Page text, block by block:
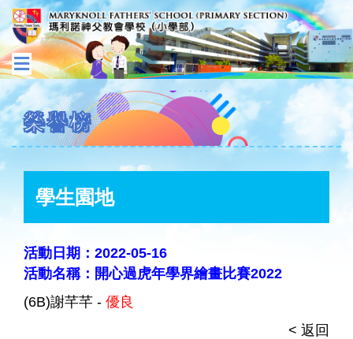
榮譽榜
學生園地
活動日期：2022-05-16
活動名稱：開心過虎年學界繪畫比賽2022
(6B)謝芊芊 - 優良
< 返回